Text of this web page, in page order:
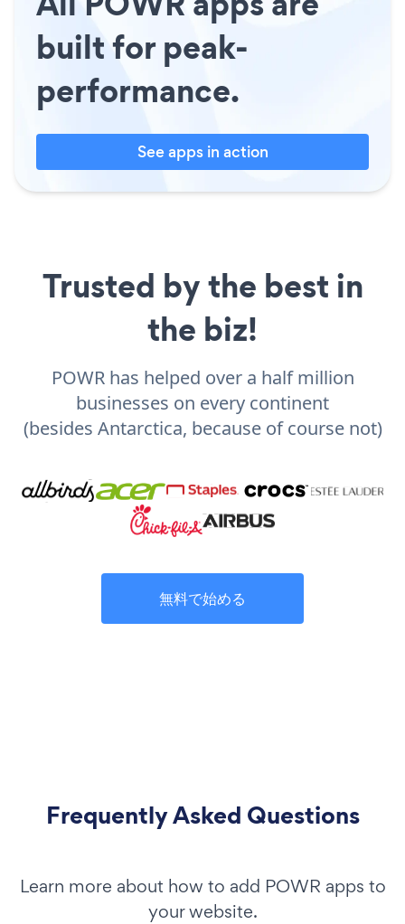
built for peak-
performance.
See apps in action
Trusted by the best in
the biz!
POWR has helped over a half million
businesses on every continent
(besides Antarctica, because of course not)
無料で始める
Frequently Asked Questions
Learn more about how to add POWR apps to
your website.